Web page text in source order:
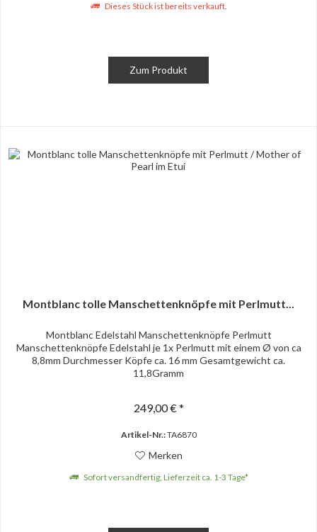
Dieses Stück ist bereits verkauft.
Zum Produkt
Montblanc tolle Manschettenknöpfe mit Perlmutt...
Montblanc Edelstahl Manschettenknöpfe Perlmutt
Manschettenknöpfe Edelstahl je 1x Perlmutt mit einem Ø von ca
8,8mm Durchmesser Köpfe ca. 16 mm Gesamtgewicht ca.
11,8Gramm
249,00 € *
Artikel-Nr.:TA6870
Merken
Sofort versandfertig, Lieferzeit ca. 1-3 Tage*